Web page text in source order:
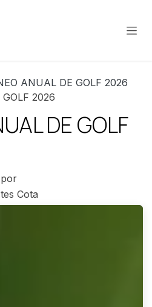
ANUAL DE GOLF 2026
2026
DE GOLF
por
Cota